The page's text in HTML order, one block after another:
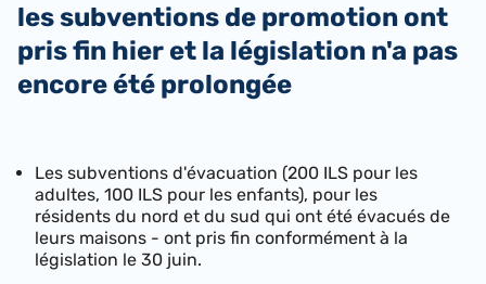
les subventions de promotion ont
pris fin hier et la législation n'a pas
encore été prolongée
Les subventions d'évacuation (200 ILS pour les
adultes, 100 ILS pour les enfants), pour les
résidents du nord et du sud qui ont été évacués de
leurs maisons - ont pris fin conformément à la
législation le 30 juin.